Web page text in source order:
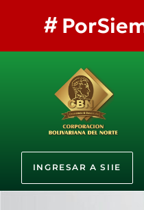
#
INGRESAR A SIIE